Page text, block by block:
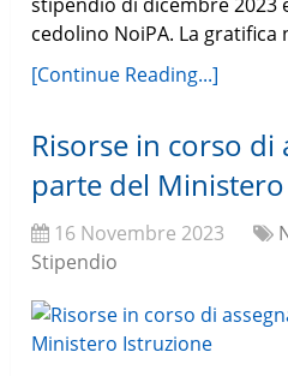
cedolino NoiPA. La
[Continue Reading...]
Risorse in corso di
parte del
16 Novembre 2023
Stipendio